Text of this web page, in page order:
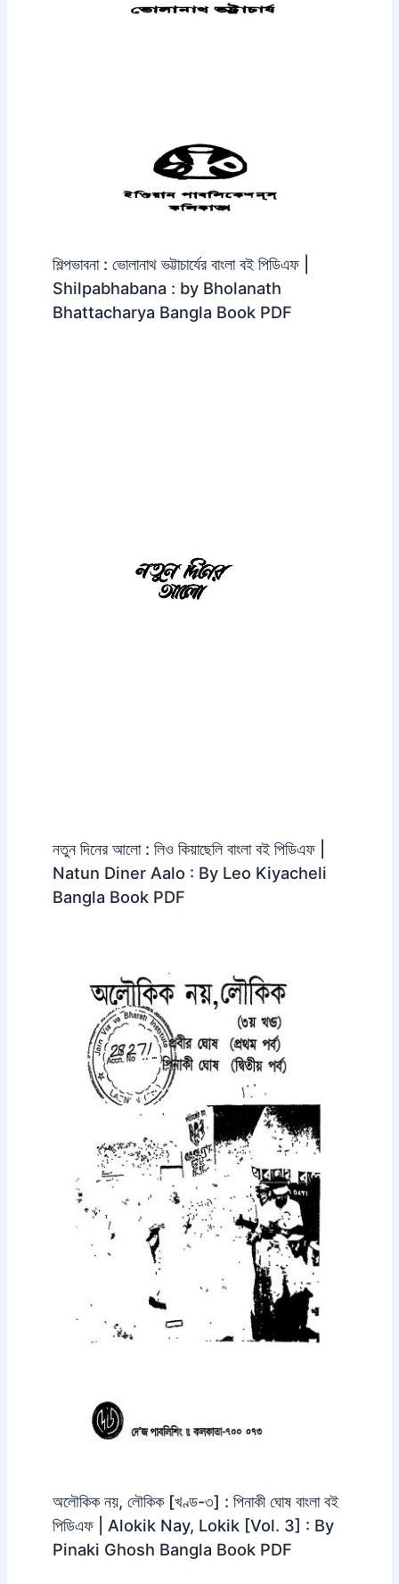
শিল্পভাবনা : ভোলানাথ ভট্টাচার্যের বাংলা বই পিডিএফ |
Shilpabhabana : by Bholanath
Bhattacharya Bangla Book PDF
নতুন দিনের আলো : লিও কিয়াছেলি বাংলা বই পিডিএফ |
Natun Diner Aalo : By Leo Kiyacheli
Bangla Book PDF
অলৌকিক নয়, লৌকিক [খণ্ড-৩] : পিনাকী ঘোষ বাংলা বই
পিডিএফ | Alokik Nay, Lokik [Vol. 3] : By
Pinaki Ghosh Bangla Book PDF